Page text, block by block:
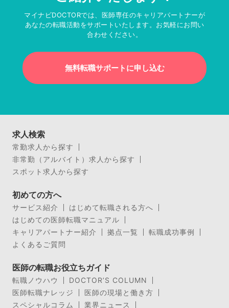
マイナビDOCTORでは、医師専任のキャリアパートナーが
あなたの転職活動をサポートいたします。お気軽にお問い
合わせください。
無料転職サポートに申し込む
求人検索
常勤求人から探す
非常勤（アルバイト）求人から探す
スポット求人から探す
初めての方へ
サービス紹介
はじめて転職される方へ
はじめての医師転職マニュアル
キャリアパートナー紹介
拠点一覧
転職成功事例
よくあるご質問
医師の転職お役立ちガイド
転職ノウハウ
DOCTOR’S COLUMN
医師転職ナレッジ
医師の現場と働き方
スペシャルコラム
業界ニュース